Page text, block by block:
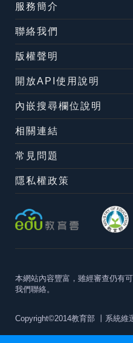
服務簡介
聯絡我們
版權聲明
開放API使用說明
內嵌搜尋欄位說明
相關連結
常見問題
隱私權政策
本網站內容豐富，雖經審查仍有
我們聯絡。
Copyright©2014教育部 丨系統